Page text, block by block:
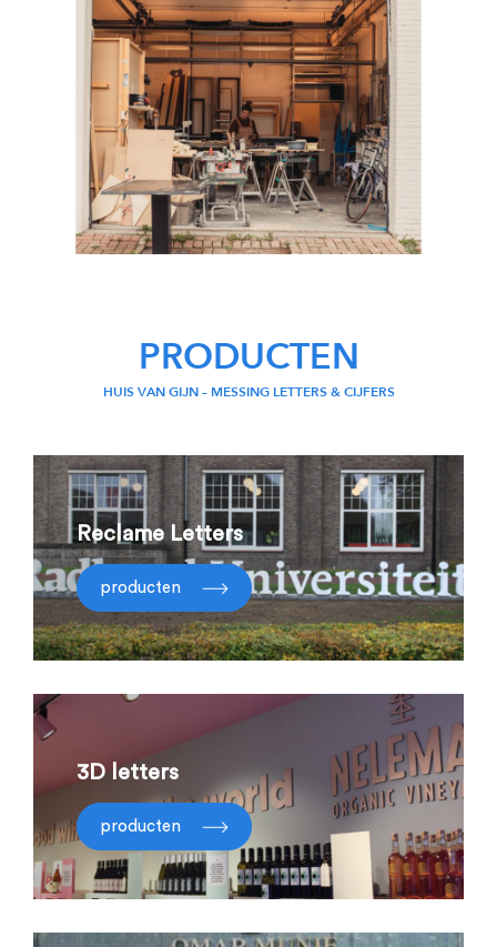
PRODUCTEN
HUIS VAN GIJN – MESSING LETTERS & CIJFERS
Reclame Letters
producten
3D letters
producten